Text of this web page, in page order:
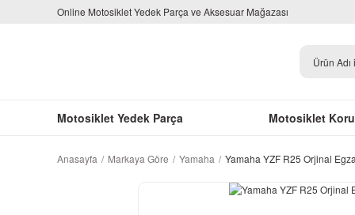
Online Motosiklet Yedek Parça ve Aksesuar Mağazası
Motosiklet Yedek Parça Motosiklet
Anasayfa Markaya Göre Yamaha Yamaha YZF R25 Orjinal